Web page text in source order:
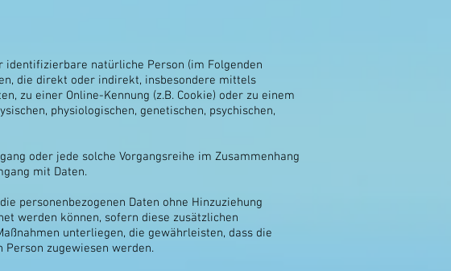
identifizierbare natürliche Person (im Folgenden
die direkt oder indirekt, insbesondere mittels
zu einer Online-Kennung (z.B. Cookie) oder zu einem
physiologischen, genetischen, psychischen,
oder jede solche Vorgangsreihe im Zusammenhang
mit Daten.
personenbezogenen Daten ohne Hinzuziehung
werden können, sofern diese zusätzlichen
unterliegen, die gewährleisten, dass die
zugewiesen werden.